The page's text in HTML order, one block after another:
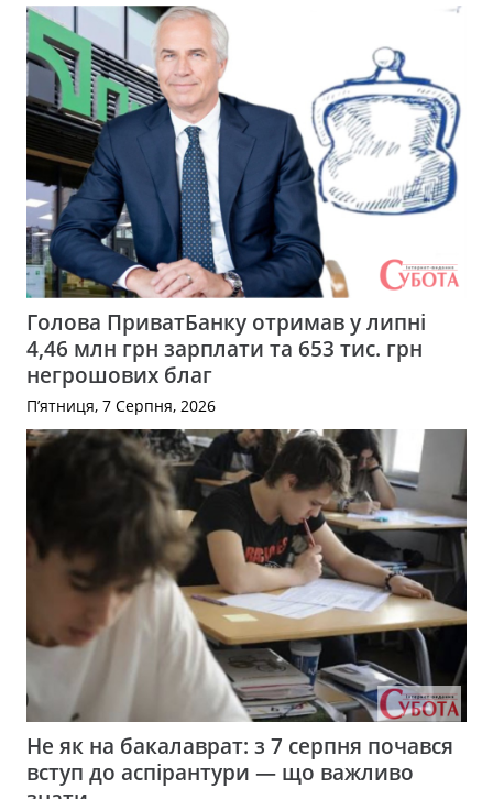
Голова ПриватБанку отримав у липні
4,46 млн грн зарплати та 653 тис. грн
негрошових благ
П’ятниця, 7 Серпня, 2026
Не як на бакалаврат: з 7 серпня почався
вступ до аспірантури — що важливо